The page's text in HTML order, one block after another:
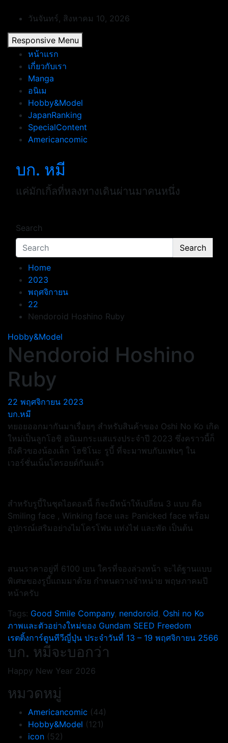
content
วันจันทร์, สิงหาคม 10, 2026
Responsive Menu
หน้าแรก
เกี่ยวกับเรา
Manga
อนิเม
Hobby&Model
JapanRanking
SpecialContent
Americancomic
บก. หมี
แค่มักเกิ้ลที่หลงทางเดินผ่านมาคนหนึ่ง
Search
Search
Home
2023
พฤศจิกายน
22
Nendoroid Hoshino Ruby
Hobby&Model
Nendoroid Hoshino
Ruby
22 พฤศจิกายน 2023
บก.หมี
ทยอยออกมากันมาเรื่อยๆ สำหรับสินค้าของ Oshi No Ko เกิด
ใหม่เป็นลูกโอชิ อนิเมกระแสแรงประจำปี 2023 ซึ่งคราวนี้ก็
ถึงคิวของน้องเล็ก โฮชิโนะ รูบี้ ที่จะมาพบกับแฟนๆ ใน
เวอร์ชั่นเน็นโดรอยด์กันแล้ว
สำหรับรูบี้ในชุดไอดอลนี้ ก็จะมีหน้าให้เปลี่ยน 3 แบบ คือ
Smiling face , Winking face และ Panicked face พร้อม
อุปกรณ์เสริมอย่างไมโครโฟน แท่งไฟ และพัด เป็นต้น
สนนราคาอยู่ที่ 6100 เยน ใครที่จองล่วงหน้า จะได้ฐานแบบ
พิเศษของรูบี้แถมมาด้วย กำหนดวางจำหน่าย พฤษภาคมปี
หน้าครับ
Tags: Good Smile Company, nendoroid, Oshi no Ko
แนะแนว
เรื่อง
ภาพและตัวอย่างใหม่ของ Gundam SEED Freedom
เรตติ้งการ์ตูนทีวีญี่ปุ่น ประจำวันที่ 13 – 19 พฤศจิกายน 2566
บก. หมีจะบอกว่า
Happy New Year 2026
หมวดหมู่
Americancomic (44)
Hobby&Model (121)
icon (52)